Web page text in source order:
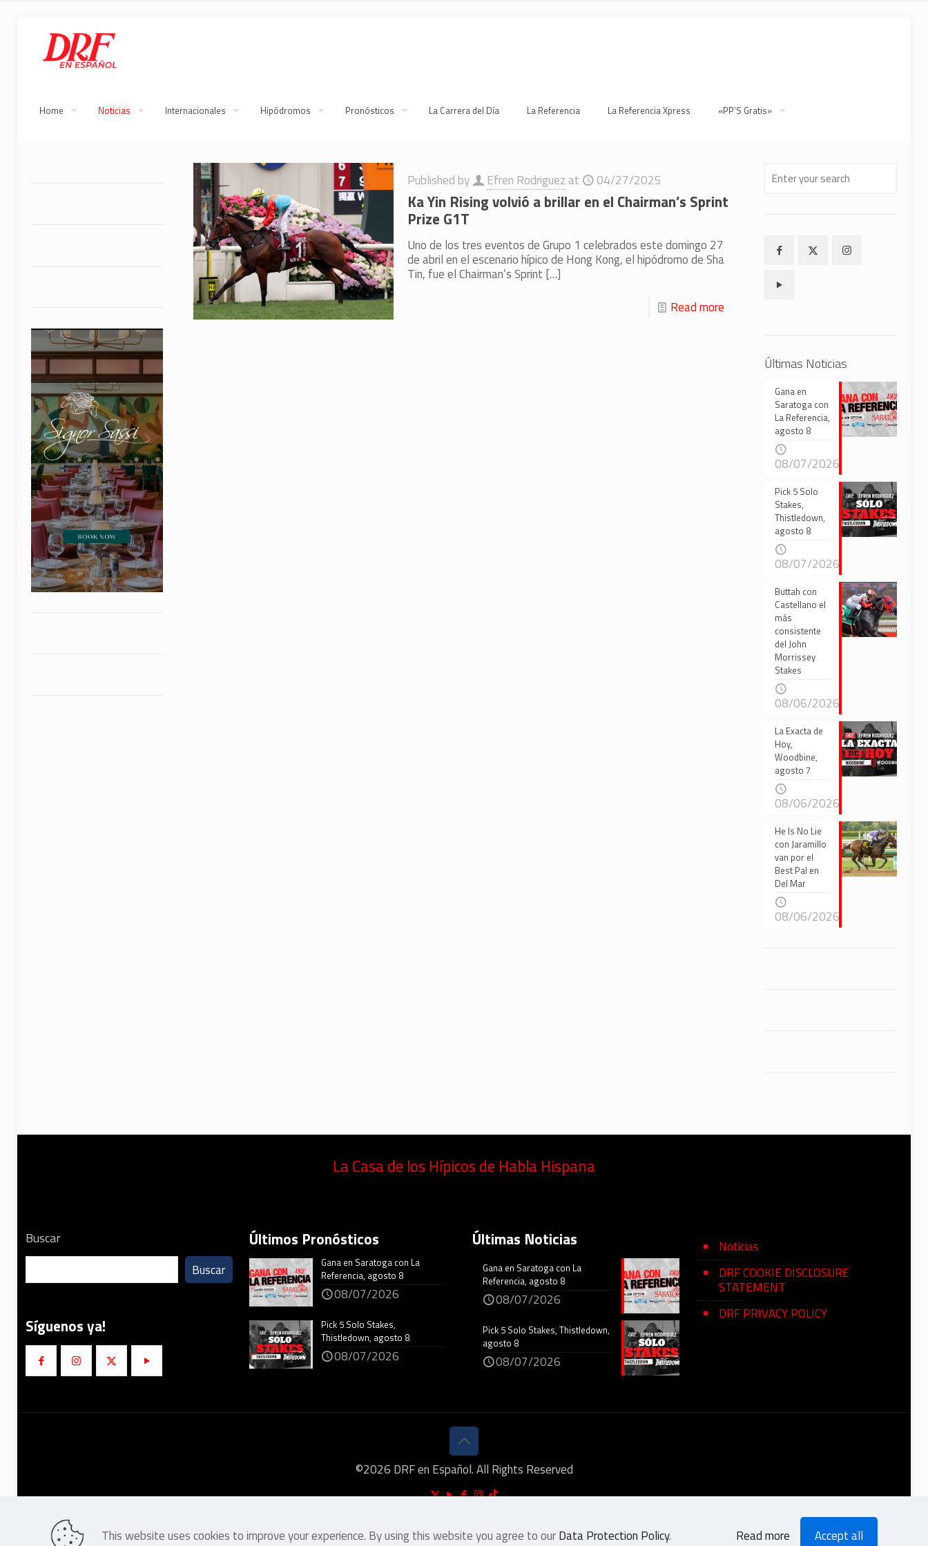
Home Noticias Internacionales Hipódromos Pronósticos La Carrera del Día La Referencia La Referencia Xpress «PP’S Gratis»
Published by Efren Rodriguez at 04/27/2025
Ka Yin Rising volvió a brillar en el Chairman’s Sprint
Prize G1T
Uno de los tres eventos de Grupo 1 celebrados este domingo 27
de abril en el escenario hípico de Hong Kong, el hipódromo de Sha
Tin, fue el Chairman’s Sprint […]
Read more
Últimas Noticias
Gana en
Saratoga con
La Referencia,
agosto 8
08/07/2026
Pick 5 Solo
Stakes,
Thistledown,
agosto 8
08/07/2026
Buttah con
Castellano el
más
consistente
del John
Morrissey
Stakes
08/06/2026
La Exacta de
Hoy,
Woodbine,
agosto 7
08/06/2026
He Is No Lie
con Jaramillo
van por el
Best Pal en
Del Mar
08/06/2026
La Casa de los Hípicos de Habla Hispana
Buscar
Buscar
Síguenos ya!
Últimos Pronósticos
Gana en Saratoga con La
Referencia, agosto 8
08/07/2026
Pick 5 Solo Stakes,
Thistledown, agosto 8
08/07/2026
Últimas Noticias
Gana en Saratoga con La
Referencia, agosto 8
08/07/2026
Pick 5 Solo Stakes, Thistledown,
agosto 8
08/07/2026
Noticias
DRF COOKIE DISCLOSURE
STATEMENT
DRF PRIVACY POLICY
©2026 DRF en Español. All Rights Reserved
This website uses cookies to improve your experience. By using this website you agree to ourData Protection Policy. Read more Accept all